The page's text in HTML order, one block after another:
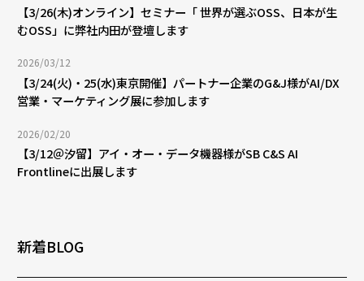
【3/26(木)オンライン】セミナー「 世界が選ぶOSS、日本が生
むOSS」に弊社内田が登壇します
2026/03/12
【3/24(火)・25(水)東京開催】パートナー企業のG&J様がAI/DX
営業・マーケティング展に参加します
2026/02/20
【3/12＠汐留】アイ・オー・データ機器様がSB C&S AI
Frontlineに出展します
新着BLOG